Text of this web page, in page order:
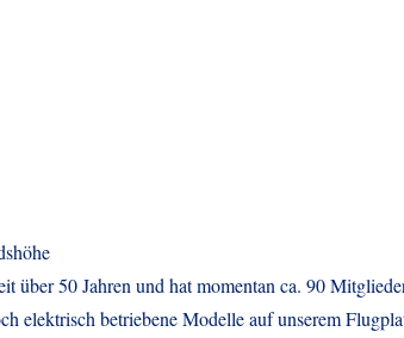
über 50 Jahren und hat momentan ca. 90
elektrisch betriebene Modelle auf unserem